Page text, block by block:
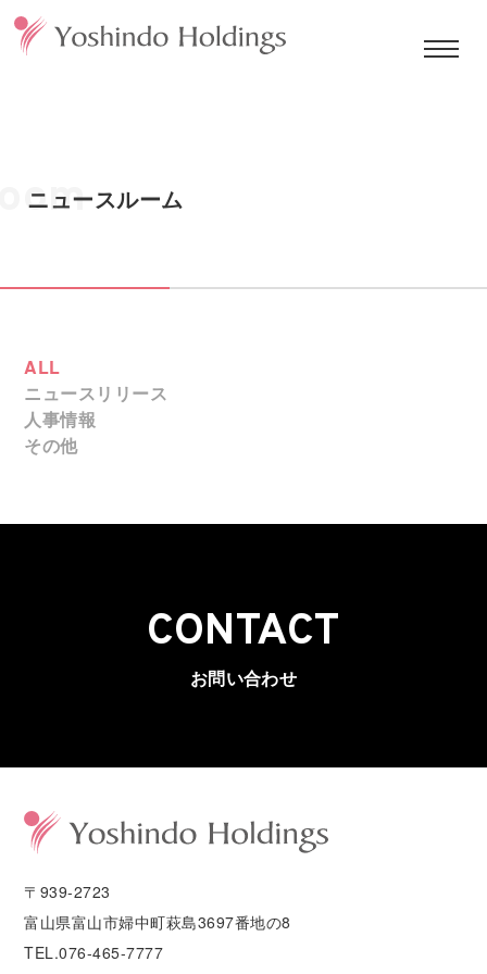
ニュースルーム
ALL
ニュースリリース
人事情報
その他
CONTACT
お問い合わせ
〒939-2723
富山県富山市婦中町萩島3697番地の8
TEL.076-465-7777